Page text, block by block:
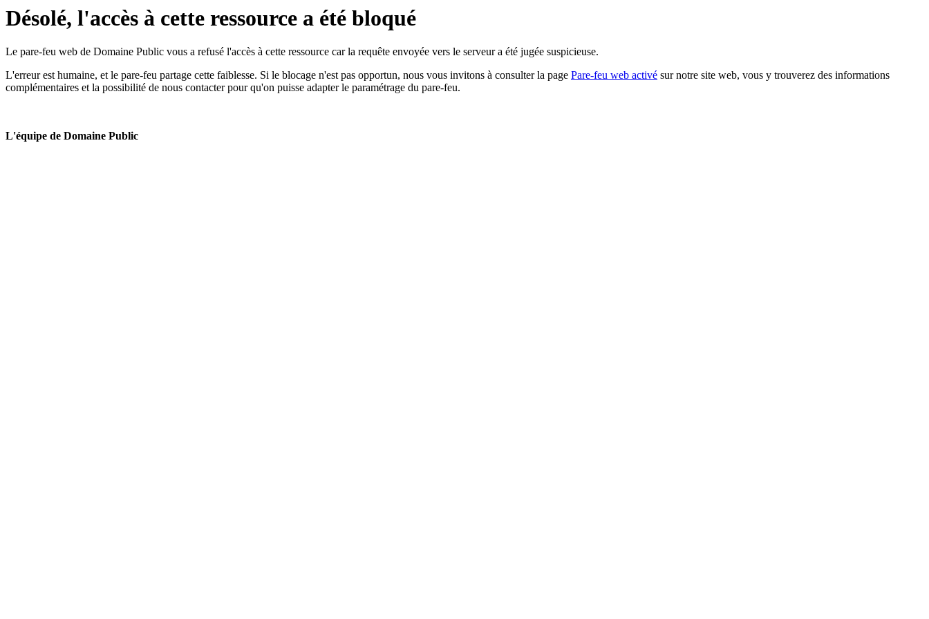
Désolé, l'accès à cette ressource a été bloqué
Le pare-feu web de Domaine Public vous a refusé l'accès à cette ressource car la requête envoyée vers le serveur a été jugée suspicieuse.
L'erreur est humaine, et le pare-feu partage cette faiblesse. Si le blocage n'est pas opportun, nous vous invitons à consulter la page Pare-feu web activé sur notre site web, vous y trouverez des informations
complémentaires et la possibilité de nous contacter pour qu'on puisse adapter le paramétrage du pare-feu.
L'équipe de Domaine Public